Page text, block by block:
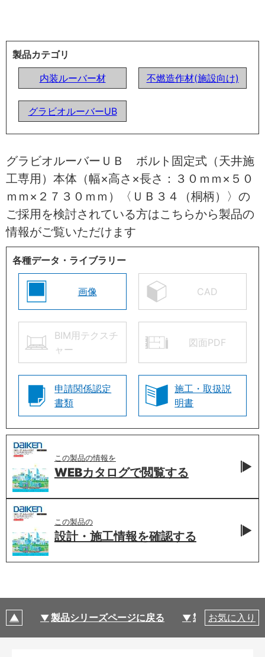
製品カテゴリ
内装ルーバー材
不燃造作材(施設向け)
グラビオルーバーUB
グラビオルーバーＵＢ ボルト固定式（天井施
工専用）本体（幅×高さ×長さ：３０ｍｍ×５０
ｍｍ×２７３０ｍｍ）〈ＵＢ３４（桐柄）〉の
ご採用を検討されている方はこちらから製品の
情報がご覧いただけます
各種データ・ライブラリー
画像 CAD
BIM用テクスチ
ャー
図面PDF
申請関係認定
書類
施工・取扱説
明書
この製品の情報を
WEBカタログで閲覧する
この製品の
設計・施工情報を確認する
製品シリーズページに戻る 製品仕様
お気に入り